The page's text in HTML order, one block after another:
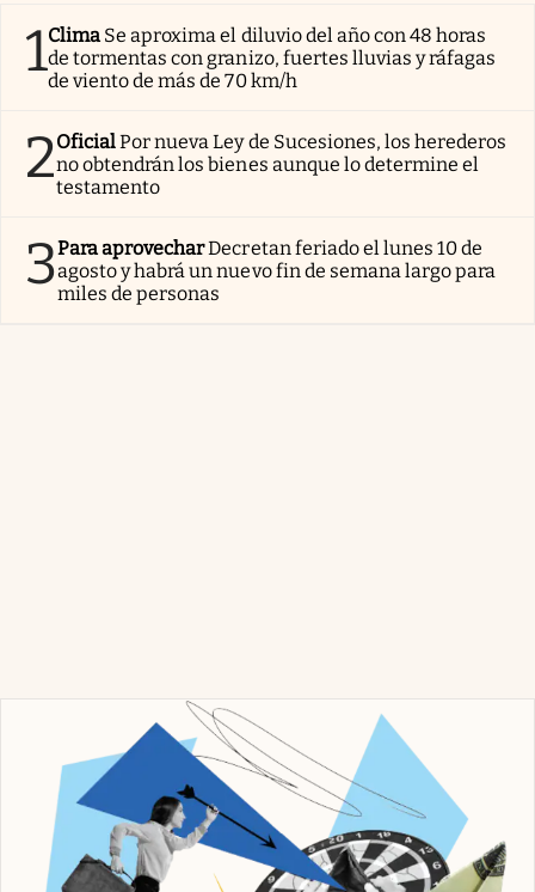
1Clima Se aproxima el diluvio del año con 48 horas
de tormentas con granizo, fuertes lluvias y ráfagas
de viento de más de 70 km/h
2OficialPor nueva Ley de Sucesiones, los herederos
no obtendrán los bienes aunque lo determine el
testamento
3Para aprovecharDecretan feriado el lunes 10 de
agosto y habrá un nuevo fin de semana largo para
miles de personas